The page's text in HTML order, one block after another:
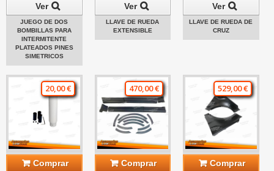
Ver
JUEGO DE DOS
BOMBILLAS PARA
INTERMITENTE
PLATEADOS PINES
SIMETRICOS
Ver
LLAVE DE RUEDA
EXTENSIBLE
Ver
LLAVE DE RUEDA DE
CRUZ
20,00 €
Comprar
470,00 €
Comprar
529,00 €
Comprar